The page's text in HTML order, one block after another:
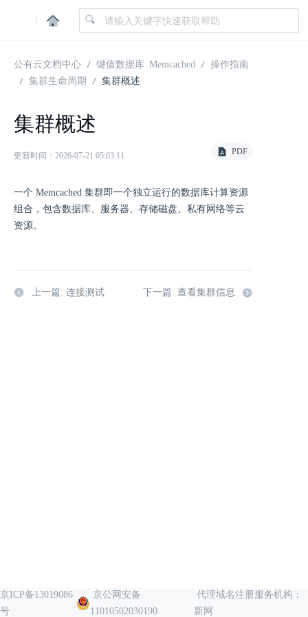
|
公有云文档中心 键值数据库 Memcached
操作指南
集群生命周期
集群概述
集群概述
更新时间：2026-07-21 05:03:11 PDF
一个 Memcached 集群即一个独立运行的数据库计算资源
组合，包含数据库、服务器、存储磁盘、私有网络等云
资源。
上一篇: 连接测试 下一篇: 查看集群信息
京ICP备13019086
号
京公网安备
11010502030190
代理域名注册服务机构：
新网